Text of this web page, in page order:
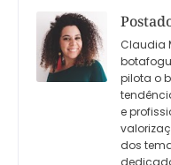
Claudia
pilota o
e
dos